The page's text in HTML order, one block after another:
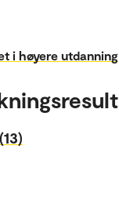
i høyere utdanning